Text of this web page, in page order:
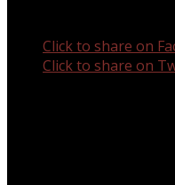
Click to share on
Click to share on